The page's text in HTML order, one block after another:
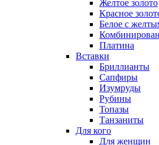
Желтое золото
Красное
Белое с
Платина
Вставки
Бриллианты
Сапфиры
Изумруды
Рубины
Топазы
Танзаниты
Для кого
Для женщин